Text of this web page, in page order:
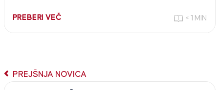
PREBERI VEČ < 1 MIN
PREJŠNJA NOVICA